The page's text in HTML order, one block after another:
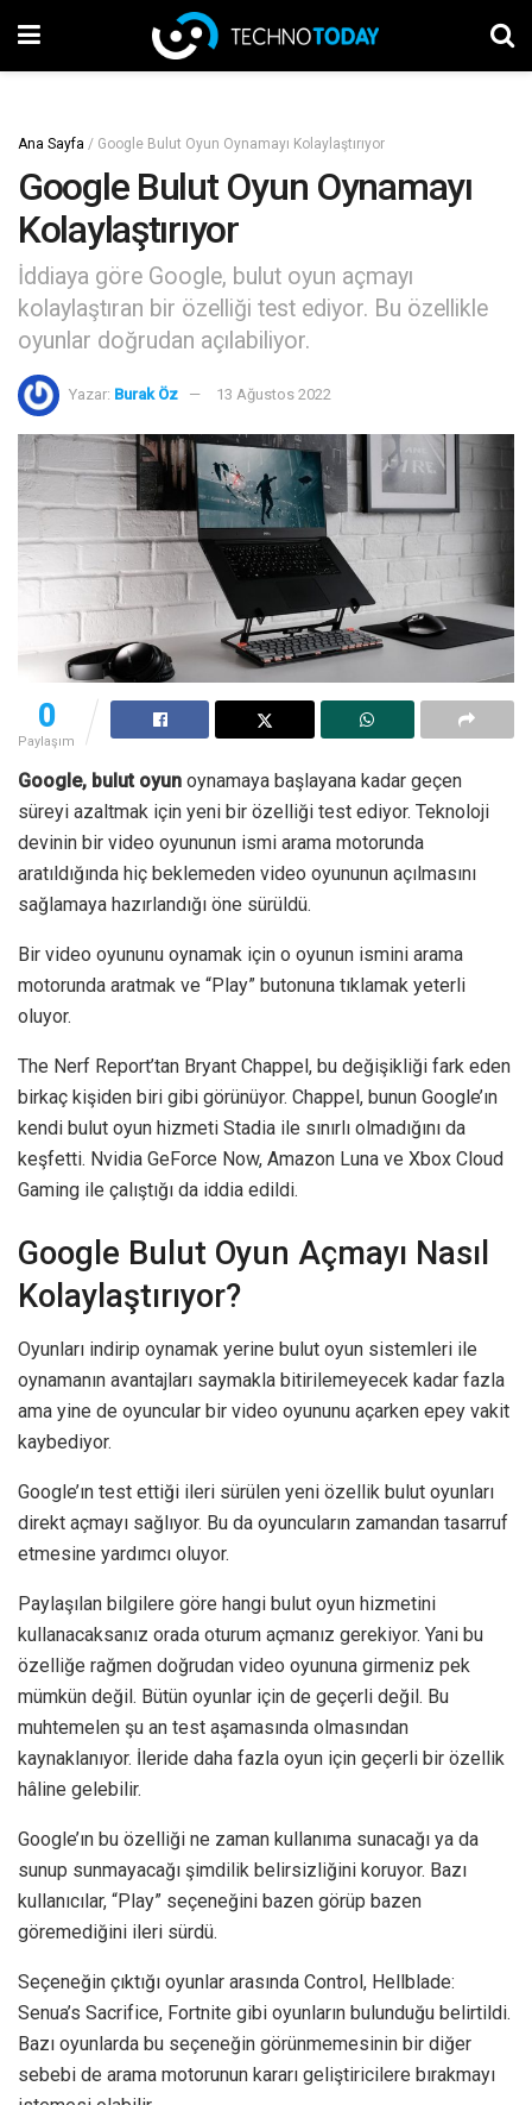
Ana Sayfa / Google Bulut Oyun Oynamayı Kolaylaştırıyor
Google Bulut Oyun Oynamayı
Kolaylaştırıyor
İddiaya göre Google, bulut oyun açmayı
kolaylaştıran bir özelliği test ediyor. Bu özellikle
oyunlar doğrudan açılabiliyor.
Yazar: Burak Öz 13 Ağustos 2022
0
Paylaşım
Google, bulut oyun oynamaya başlayana kadar geçen
süreyi azaltmak için yeni bir özelliği test ediyor. Teknoloji
devinin bir video oyununun ismi arama motorunda
aratıldığında hiç beklemeden video oyununun açılmasını
sağlamaya hazırlandığı öne sürüldü.
Bir video oyununu oynamak için o oyunun ismini arama
motorunda aratmak ve “Play” butonuna tıklamak yeterli
oluyor.
The Nerf Report’tan Bryant Chappel, bu değişikliği fark eden
birkaç kişiden biri gibi görünüyor. Chappel, bunun Google’ın
kendi bulut oyun hizmeti Stadia ile sınırlı olmadığını da
keşfetti. Nvidia GeForce Now, Amazon Luna ve Xbox Cloud
Gaming ile çalıştığı da iddia edildi.
Google Bulut Oyun Açmayı Nasıl
Kolaylaştırıyor?
Oyunları indirip oynamak yerine bulut oyun sistemleri ile
oynamanın avantajları saymakla bitirilemeyecek kadar fazla
ama yine de oyuncular bir video oyununu açarken epey vakit
kaybediyor.
Google’ın test ettiği ileri sürülen yeni özellik bulut oyunları
direkt açmayı sağlıyor. Bu da oyuncuların zamandan tasarruf
etmesine yardımcı oluyor.
Paylaşılan bilgilere göre hangi bulut oyun hizmetini
kullanacaksanız orada oturum açmanız gerekiyor. Yani bu
özelliğe rağmen doğrudan video oyununa girmeniz pek
mümkün değil. Bütün oyunlar için de geçerli değil. Bu
muhtemelen şu an test aşamasında olmasından
kaynaklanıyor. İleride daha fazla oyun için geçerli bir özellik
hâline gelebilir.
Google’ın bu özelliği ne zaman kullanıma sunacağı ya da
sunup sunmayacağı şimdilik belirsizliğini koruyor. Bazı
kullanıcılar, “Play” seçeneğini bazen görüp bazen
göremediğini ileri sürdü.
Seçeneğin çıktığı oyunlar arasında Control, Hellblade:
Senua’s Sacrifice, Fortnite gibi oyunların bulunduğu belirtildi.
Bazı oyunlarda bu seçeneğin görünmemesinin bir diğer
sebebi de arama motorunun kararı geliştiricilere bırakmayı